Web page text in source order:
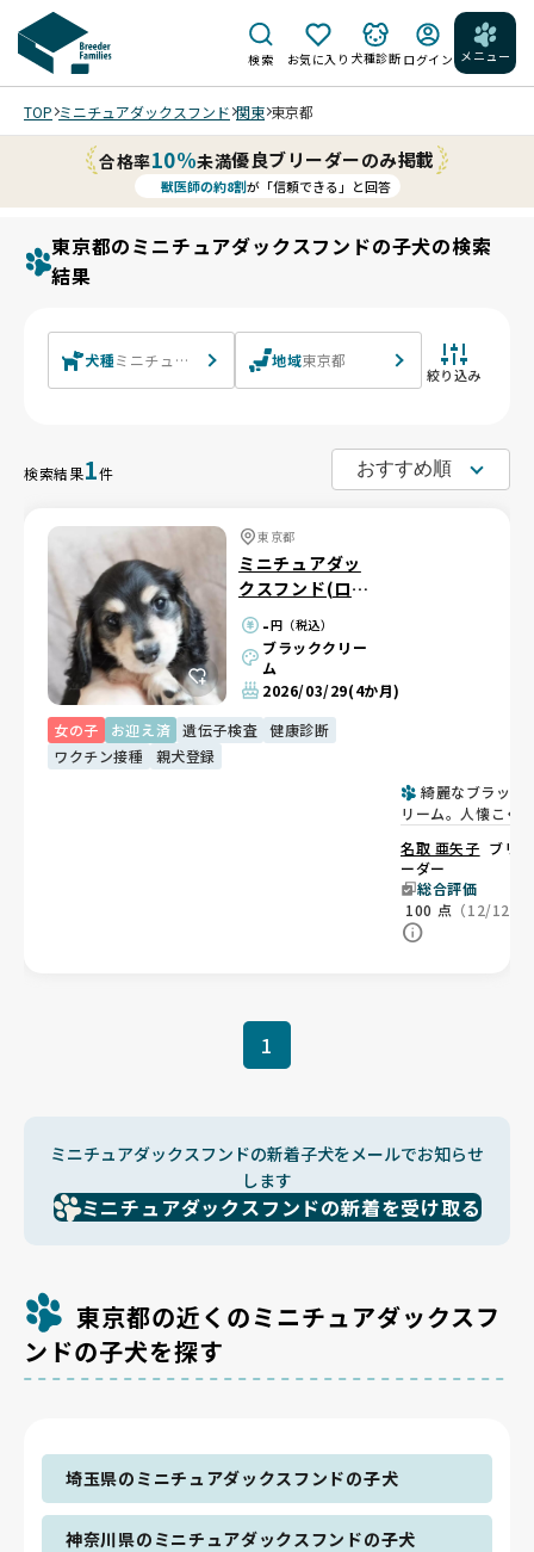
検索 お気に入り 犬種診断 ログイン メニュー
TOP ミニチュアダックスフンド 関東 東京都
合格率10%未満優良ブリーダーのみ掲載
獣医師の約8割が「信頼できる」と回答
東京都のミニチュアダックスフンドの子犬の検索
結果
犬種ミニチュアダックスフンド ミニチュアダックスフンド(ロン
地域東京都
絞り込み
検索結果1件
東京都
ミニチュアダッ
クスフンド(ロン
グ) -円（税込）
ブラッククリー
ム
2026/03/29(4か月)
女の子
お迎え済 遺伝子検査
健康診断
ワクチン接種
親犬登録
綺麗なブラック
リーム。人懐こく
名取 亜矢子 ブリ
ーダー
総合評価
100 点 （12/12）
1
ミニチュアダックスフンドの新着子犬をメールでお知らせ
します
ミニチュアダックスフンドの新着を受け取る
東京都の近くのミニチュアダックスフ
ンドの子犬を探す
埼玉県のミニチュアダックスフンドの子犬
神奈川県のミニチュアダックスフンドの子犬